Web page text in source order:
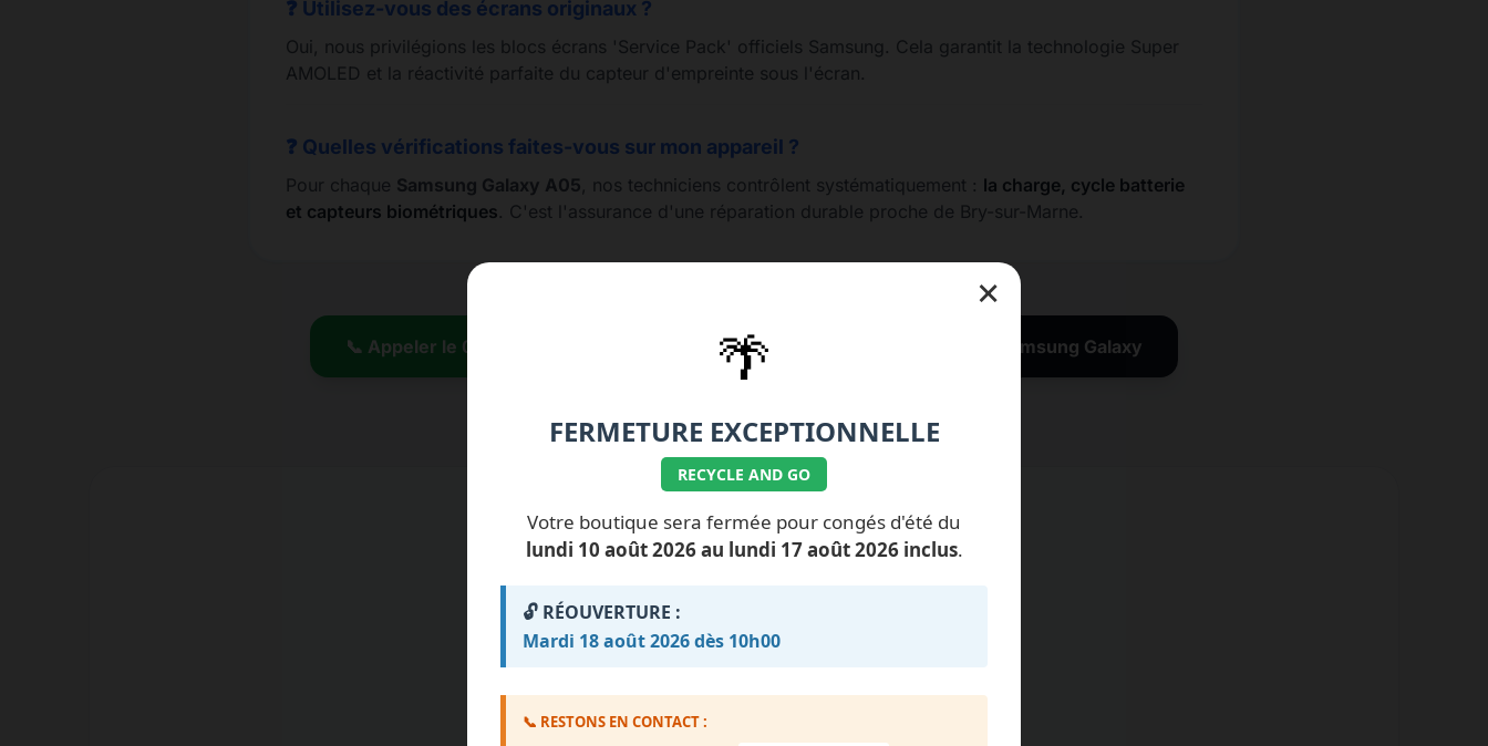
❓ Utilisez-vous des écrans originaux ?
Oui, nous privilégions les blocs écrans 'Service Pack' officiels Samsung. Cela garantit la technologie Super
AMOLED et la réactivité parfaite du capteur d'empreinte sous l'écran.
❓ Quelles vérifications faites-vous sur mon appareil ?
Pour chaque Samsung Galaxy A05, nos techniciens contrôlent systématiquement : la charge, cycle batterie
et capteurs biométriques. C'est l'assurance d'une réparation durable proche de Bry-sur-Marne.
📞 Appeler le 01.77.99.07.92 / 06.11.62.15.63 💰 Nos tarifs réparation Samsung Galaxy
ILS NOUS FONTCONFIANCE
Voir plus d'avis
×
🌴
FERMETURE EXCEPTIONNELLE
RECYCLE AND GO
Votre boutique sera fermée pour congés d'été du
lundi 10 août 2026 au lundi 17 août 2026 inclus.
🔓 RÉOUVERTURE :
Mardi 18 août 2026 dès 10h00
📞 RESTONS EN CONTACT :